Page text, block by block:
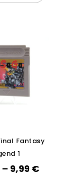
Fantasy
1
– 9,99 €